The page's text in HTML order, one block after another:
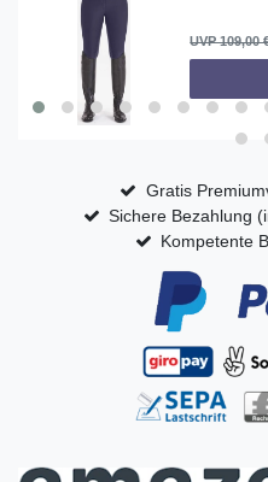
UVP 109,00
Gratis
Sichere Bezahlung
Kompetente